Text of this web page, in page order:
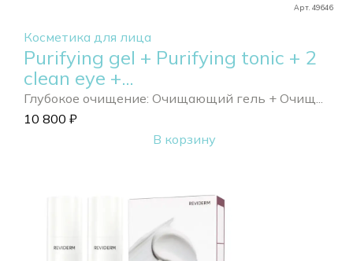
Арт. 49646
Косметика для лица
Purifying gel + Purifying tonic + 2
clean eye +...
Глубокое очищение: Очищающий гель + Очищ...
10 800 ₽
В корзину